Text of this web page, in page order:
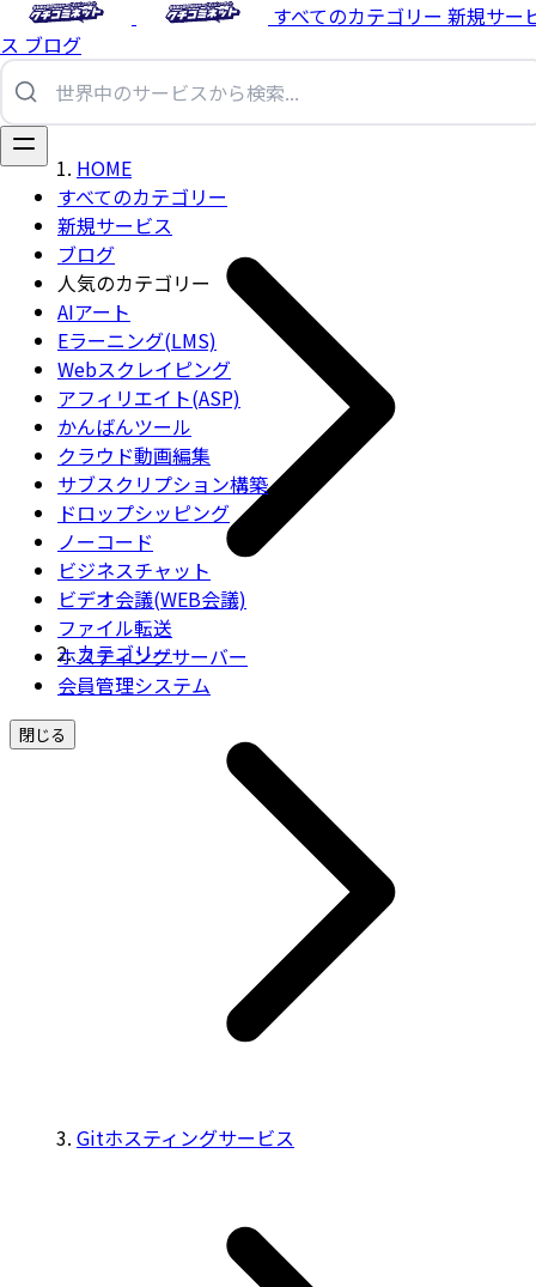
すべてのカテゴリー 新規サー
ス ブログ
すべてのカテゴリー
新規サービス
ブログ
人気のカテゴリー
AIアート
Eラーニング(LMS)
Webスクレイピング
アフィリエイト(ASP)
かんばんツール
クラウド動画編集
サブスクリプション構築
ドロップシッピング
ノーコード
ビジネスチャット
ビデオ会議(WEB会議)
ファイル転送
ホスティングサーバー
会員管理システム
閉じる
HOME
カテゴリー
Gitホスティングサービス